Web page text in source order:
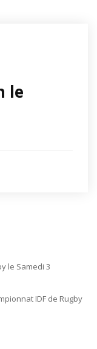
le
le Samedi 3
IDF de Rugby